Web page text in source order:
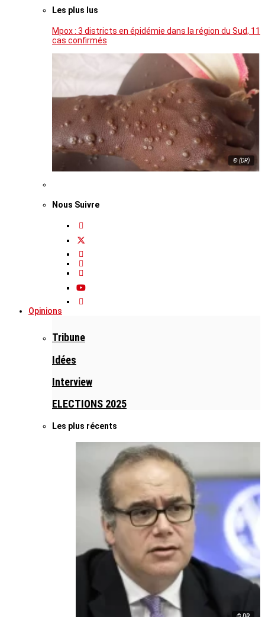
Les plus lus
Mpox : 3 districts en épidémie dans la région du Sud, 11
cas confirmés
© (DR)
Nous Suivre
Opinions
Tribune
Idées
Interview
ELECTIONS 2025
Les plus récents